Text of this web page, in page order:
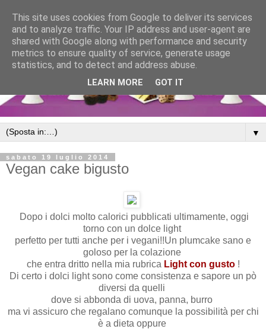
▼
sabato 19 luglio 2014
Vegan cake bigusto
Dopo i dolci molto calorici pubblicati ultimamente, oggi
torno con un dolce light
perfetto per tutti anche per i vegani!!Un plumcake sano e
goloso per la colazione
che entra dritto nella mia rubrica Light con gusto!
Di certo i dolci light sono come consistenza e sapore un pò
diversi da quelli
dove si abbonda di uova, panna, burro
ma vi assicuro che regalano comunque la possibilità per chi
è a dieta oppure
This site uses cookies from Google to deliver its services
and to analyze traffic. Your IP address and user-agent are
shared with Google along with performance and security
metrics to ensure quality of service, generate usage
statistics, and to detect and address abuse.
LEARN MORE GOT IT